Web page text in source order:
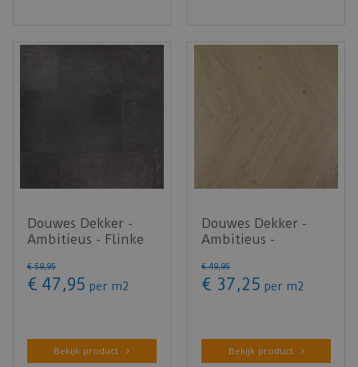
Douwes Dekker -
Ambitieus - Flinke
(Kli…
€ 59,95
€ 47,95 per m2
Bekijk product
Douwes Dekker -
Ambitieus -
panna cotta 0781…
€ 49,95
€ 37,25 per m2
Bekijk product